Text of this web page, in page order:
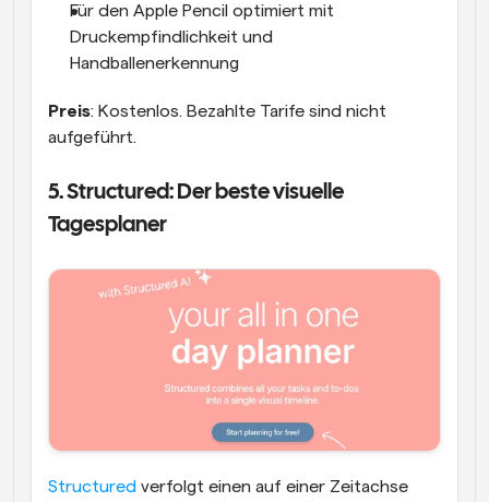
Für den Apple Pencil optimiert mit
Druckempfindlichkeit und
Handballenerkennung
Preis: Kostenlos. Bezahlte Tarife sind nicht
aufgeführt.
5. Structured: Der beste visuelle
Tagesplaner
Structured verfolgt einen auf einer Zeitachse